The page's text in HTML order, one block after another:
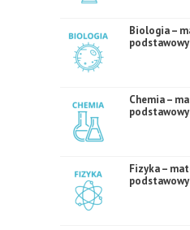
Biologia –
podstawowy
Chemia –
podstawowy
Fizyka –
podstawowy